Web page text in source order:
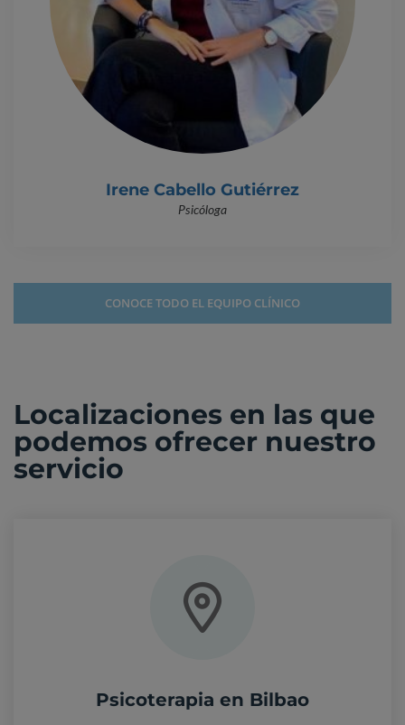
Irene Cabello Gutiérrez
Psicóloga
CONOCE TODO EL EQUIPO CLÍNICO
Localizaciones en las que
podemos ofrecer nuestro
servicio
Psicoterapia en Bilbao